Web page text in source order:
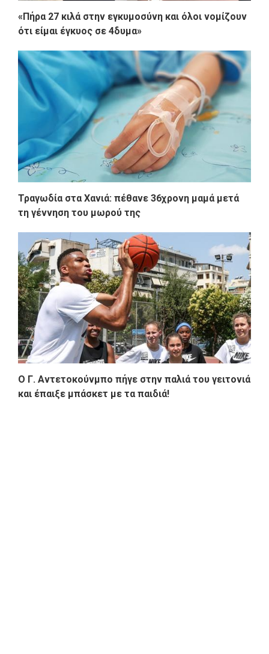
«Πήρα 27 κιλά στην εγκυμοσύνη και όλοι νομίζουν
ότι είμαι έγκυος σε 4δυμα»
Τραγωδία στα Χανιά: πέθανε 36χρονη μαμά μετά
τη γέννηση του μωρού της
Ο Γ. Αντετοκούνμπο πήγε στην παλιά του γειτονιά
και έπαιξε μπάσκετ με τα παιδιά!